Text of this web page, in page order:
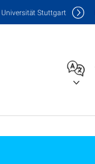
Universität Stuttgart